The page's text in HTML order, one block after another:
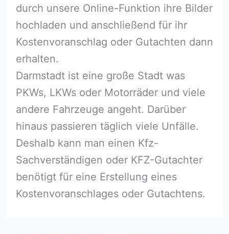
durch unsere Online-Funktion ihre Bilder
hochladen und anschließend für ihr
Kostenvoranschlag oder Gutachten dann
erhalten.
Darmstadt ist eine große Stadt was
PKWs, LKWs oder Motorräder und viele
andere Fahrzeuge angeht. Darüber
hinaus passieren täglich viele Unfälle.
Deshalb kann man einen Kfz-
Sachverständigen oder KFZ-Gutachter
benötigt für eine Erstellung eines
Kostenvoranschlages oder Gutachtens.